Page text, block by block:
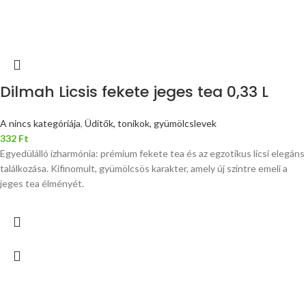
Dilmah Licsis fekete jeges tea 0,33 L
A nincs kategóriája, Üdítők, tonikok, gyümölcslevek
332 Ft
Egyedülálló ízharmónia: prémium fekete tea és az egzotikus licsi elegáns
találkozása. Kifinomult, gyümölcsös karakter, amely új szintre emeli a
jeges tea élményét.